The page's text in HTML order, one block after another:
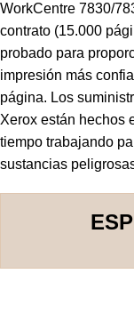
WorkCentre 7830/
contrato (15.000
probado para
impresión más
página. Los
Xerox están hechos
tiempo trabajando
sustancias